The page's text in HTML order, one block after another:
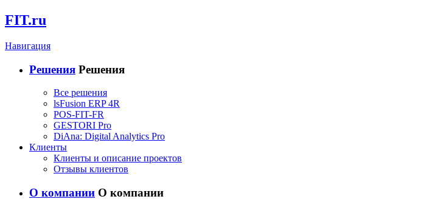
FIT.ru
Навигация
Решения Решения
Все решения
lsFusion ERP 4R
POS-FIT-FR
GESTORI Pro
DiAna: Digital Analytics Pro
Клиенты
Клиенты и описание проектов
Отзывы клиентов
О компании О компании